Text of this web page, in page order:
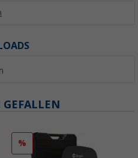
%